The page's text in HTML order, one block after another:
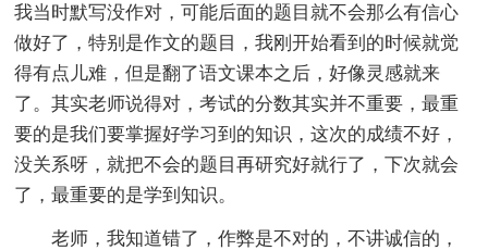
我当时默写没作对，可能后面的题目就不会那么有信心
做好了，特别是作文的题目，我刚开始看到的时候就觉
得有点儿难，但是翻了语文课本之后，好像灵感就来
了。其实老师说得对，考试的分数其实并不重要，最重
要的是我们要掌握好学习到的知识，这次的成绩不好，
没关系呀，就把不会的题目再研究好就行了，下次就会
了，最重要的是学到知识。
老师，我知道错了，作弊是不对的，不讲诚信的，